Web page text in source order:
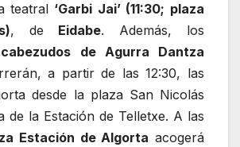
teatral ‘Garbi Jai’ (11:30; plaza
, de Eidabe. Además, los
de Agurra Dantza
a partir de las 12:30, las
desde la plaza San Nicolás
de la Estación de Telletxe. A las
Estación de Algorta acogerá